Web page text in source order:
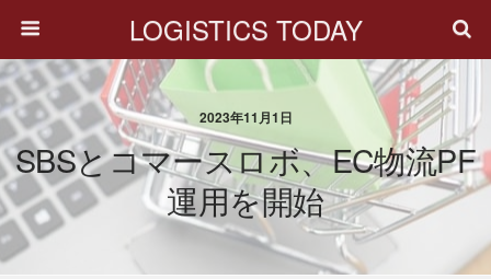
LOGISTICS TODAY
2023年11月1日
SBSとコマースロボ、EC物流PF
運用を開始